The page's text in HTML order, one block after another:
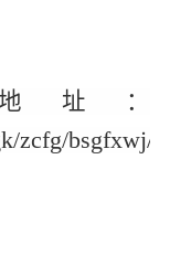
址：
zcfg/bsgfxwj/